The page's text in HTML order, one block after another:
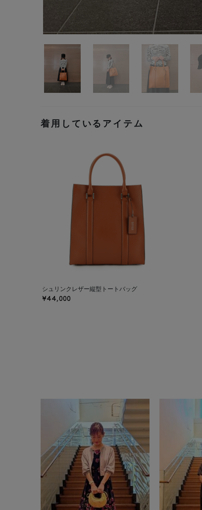
着用しているアイテム
シュリンクレザー縦型トートバッグ
¥44,000